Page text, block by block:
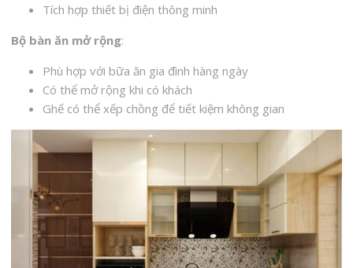
Tích hợp thiết bị điện thông minh
Bộ bàn ăn mở rộng:
Phù hợp với bữa ăn gia đình hàng ngày
Có thể mở rộng khi có khách
Ghế có thể xếp chồng để tiết kiệm không gian